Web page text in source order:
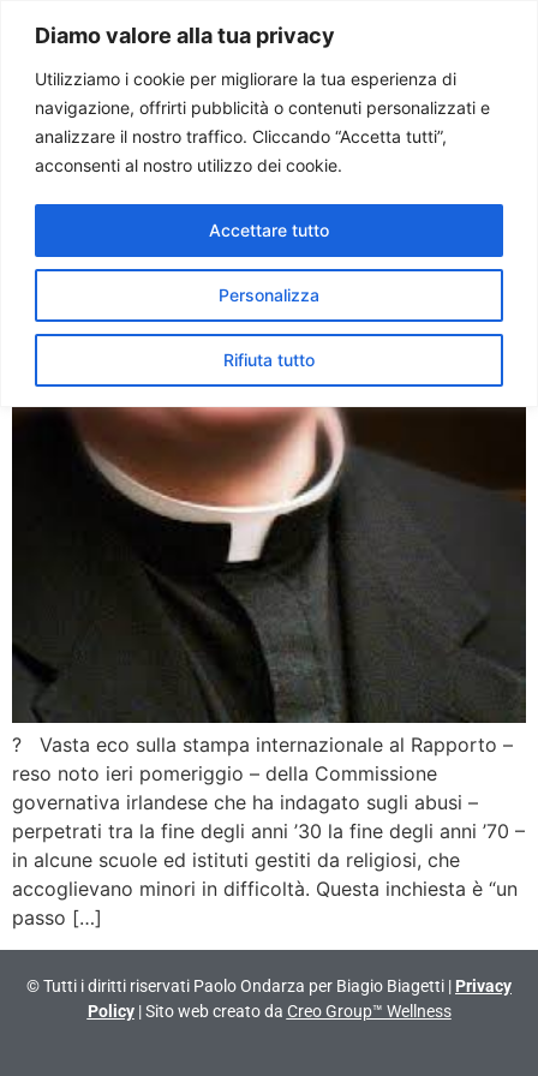
Diamo valore alla tua privacy
Utilizziamo i cookie per migliorare la tua esperienza di
navigazione, offrirti pubblicità o contenuti personalizzati e
analizzare il nostro traffico. Cliccando “Accetta tutti”,
acconsenti al nostro utilizzo dei cookie.
Personalizza
Rifiuta tutto
Accettare tutto
Paolo Ondarza
Tag:irlanda
La Chiesa irlandese: dolore
e vergogna per gli abusi sui
minori negli istituti gestiti
da religiosi
? Vasta eco sulla stampa internazionale al Rapporto –
reso noto ieri pomeriggio – della Commissione
governativa irlandese che ha indagato sugli abusi –
perpetrati tra la fine degli anni ’30 la fine degli anni ’70 –
in alcune scuole ed istituti gestiti da religiosi, che
accoglievano minori in difficoltà. Questa inchiesta è “un
passo […]
© Tutti i diritti riservati Paolo Ondarza per Biagio Biagetti | Privacy
Policy| Sito web creato da Creo Group™ Wellness